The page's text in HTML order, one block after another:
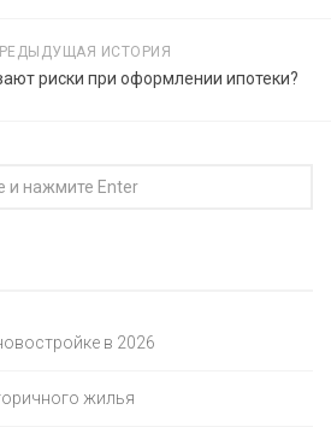
ИСТОРИЯ
риски при оформлении ипотеки?
в 2026
жилья